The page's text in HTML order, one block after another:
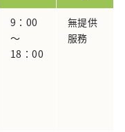
9：00
～
18：00
無提供
服務